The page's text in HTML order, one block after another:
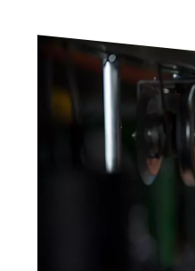
Наші сертифіковані
максимальну
консультанти з
витрати завжди